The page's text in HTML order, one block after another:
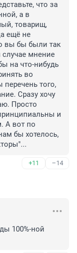
что за
а в
товарищ,
ещё не
вы бы были так
мнение
на что-нибудь
во
того,
Сразу хочу
Просто
и
А вот по
бы хотелось,
+11 –14
100%-ной